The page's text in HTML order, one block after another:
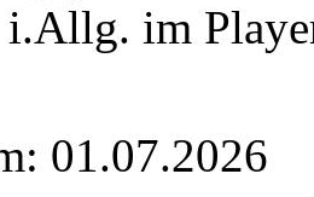
im
01.07.2026